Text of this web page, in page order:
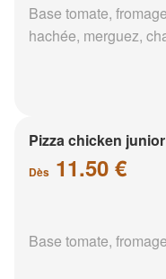
Base tomate,
hachée, merguez,
Pizza chicken junior
Dès 11.50 €
Base tomate,